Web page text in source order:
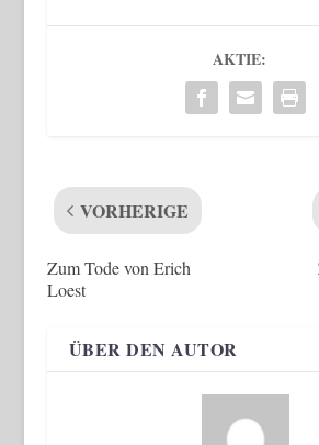
AKTIE:
VORHERIGE
Zum Tode von Erich
Loest
ÜBER DEN AUTOR